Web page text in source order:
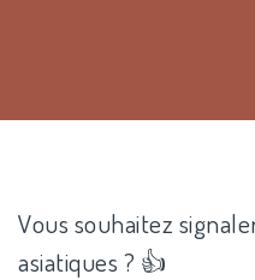
Vous souhaitez
asiatiques ? 👍